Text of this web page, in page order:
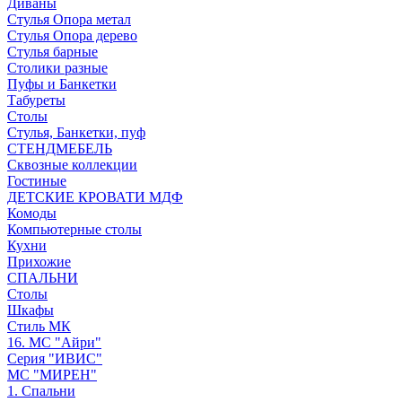
Стулья Опора метал
Стулья Опора дерево
Стулья барные
Столики разные
Пуфы и Банкетки
Табуреты
Столы
Стулья, Банкетки, пуф
СТЕНДМЕБЕЛЬ
Сквозные коллекции
Гостиные
ДЕТСКИЕ КРОВАТИ МДФ
Комоды
Компьютерные столы
Кухни
Прихожие
СПАЛЬНИ
Столы
Шкафы
Стиль МК
16. МС "Айри"
Серия "ИВИС"
МС "МИРЕН"
1. Спальни